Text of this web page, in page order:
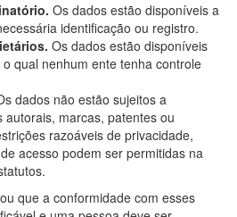
Os dados estão disponíveis a
identificação ou registro.
Os dados estão disponíveis
qual nenhum ente tenha controle
dados não estão sujeitos a
autorais, marcas, patentes ou
razoáveis de privacidade,
acesso podem ser permitidas na
que a conformidade com esses